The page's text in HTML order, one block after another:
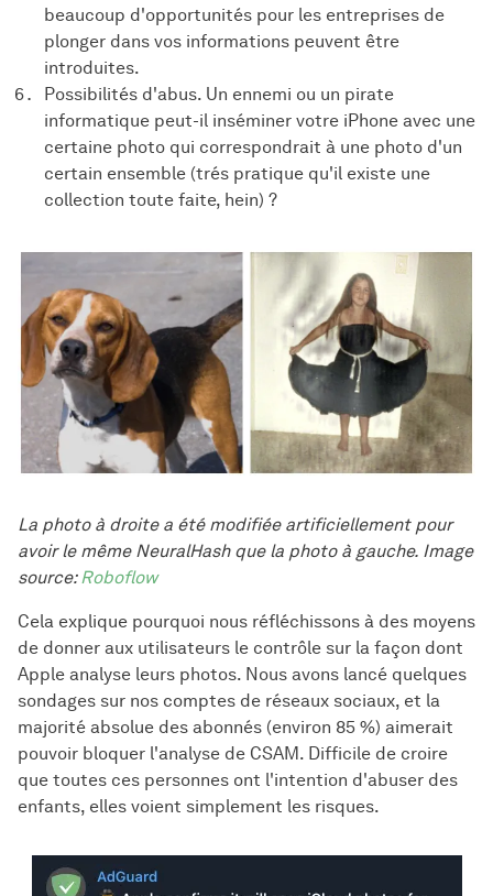
beaucoup d'opportunités pour les entreprises de
plonger dans vos informations peuvent être
introduites.
Possibilités d'abus. Un ennemi ou un pirate
informatique peut-il inséminer votre iPhone avec une
certaine photo qui correspondrait à une photo d'un
certain ensemble (trés pratique qu'il existe une
collection toute faite, hein) ?
La photo à droite a été modifiée artificiellement pour
avoir le même NeuralHash que la photo à gauche. Image
source:Roboflow
Cela explique pourquoi nous réfléchissons à des moyens
de donner aux utilisateurs le contrôle sur la façon dont
Apple analyse leurs photos. Nous avons lancé quelques
sondages sur nos comptes de réseaux sociaux, et la
majorité absolue des abonnés (environ 85 %) aimerait
pouvoir bloquer l'analyse de CSAM. Difficile de croire
que toutes ces personnes ont l'intention d'abuser des
enfants, elles voient simplement les risques.